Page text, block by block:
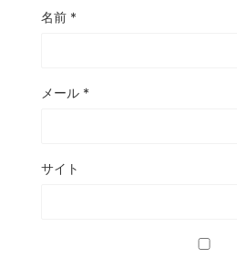
名前 *
メール *
サイト